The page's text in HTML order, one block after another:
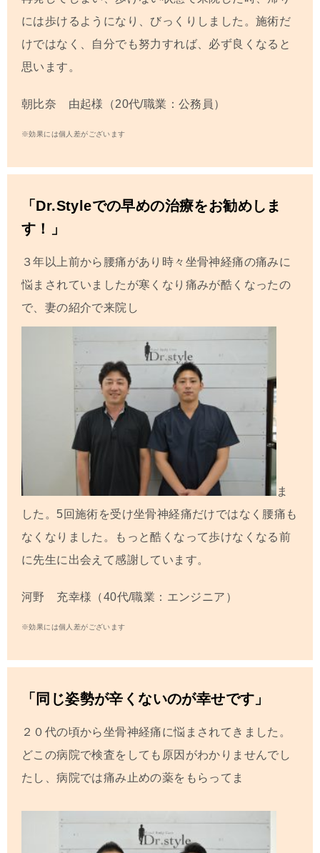
には歩けるようになり、びっくりしました。施術だ
けではなく、自分でも努力すれば、必ず良くなると
思います。
朝比奈 由起様（20代/職業：公務員）
※効果には個人差がございます
「Dr.Styleでの早めの治療をお勧めしま
す！」
３年以上前から腰痛があり時々坐骨神経痛の痛みに
悩まされていましたが寒くなり痛みが酷くなったの
で、妻の紹介で来院し
ま
した。5回施術を受け坐骨神経痛だけではなく腰痛も
なくなりました。
もっと酷くなって歩けなくなる前
に先生に出会えて感謝しています。
河野 充幸様（40代/職業：エンジニア）
※効果には個人差がございます
「同じ姿勢が辛くないのが幸せです」
２０代の頃から坐骨神経痛に悩まされてきました。
どこの病院で検査をしても原因がわかりませんでし
たし、病院では痛み止めの薬をもらってま